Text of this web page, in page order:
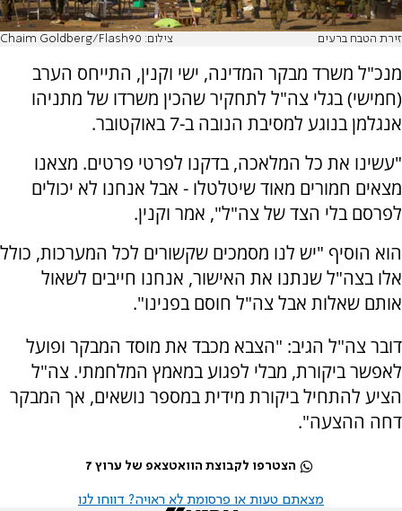
זירת הטבח ברעים צילום: Chaim Goldberg/Flash90
מנכ"ל משרד מבקר המדינה, ישי וקנין, התייחס הערב
(חמישי) בגלי צה"ל לתחקיר שהכין משרדו של מתניהו
אנגלמן בנוגע למסיבת הנובה ב-7 באוקטובר.
"עשינו את כל המלאכה, בדקנו לפרטי פרטים. מצאנו
מצאים חמורים מאוד שיטלטלו - אבל אנחנו לא יכולים
לפרסם בלי הצד של צה"ל", אמר וקנין.
הוא הוסיף "יש לנו מסמכים שקשורים לכל המערכות, כולל
אלו בצה"ל שנתנו את האישור, אנחנו חייבים לשאול
אותם שאלות אבל צה"ל חוסם בפנינו".
דובר צה"ל הגיב: "הצבא מכבד את מוסד המבקר ופועל
לאפשר ביקורת, מבלי לפגוע במאמץ המלחמתי. צה"ל
הציע להתחיל ביקורת מידית במספר נושאים, אך המבקר
דחה ההצעה".
הצטרפו לקבוצת הוואטצאפ של ערוץ 7
מצאתם טעות או פרסומת לא ראויה? דווחו לנו